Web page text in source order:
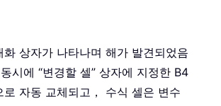
상자가 나타나며 해가 발견되었음
시에 “변경할 셀” 상자에 지정한 B4
자동 교체되고， 수식 셀은 변수